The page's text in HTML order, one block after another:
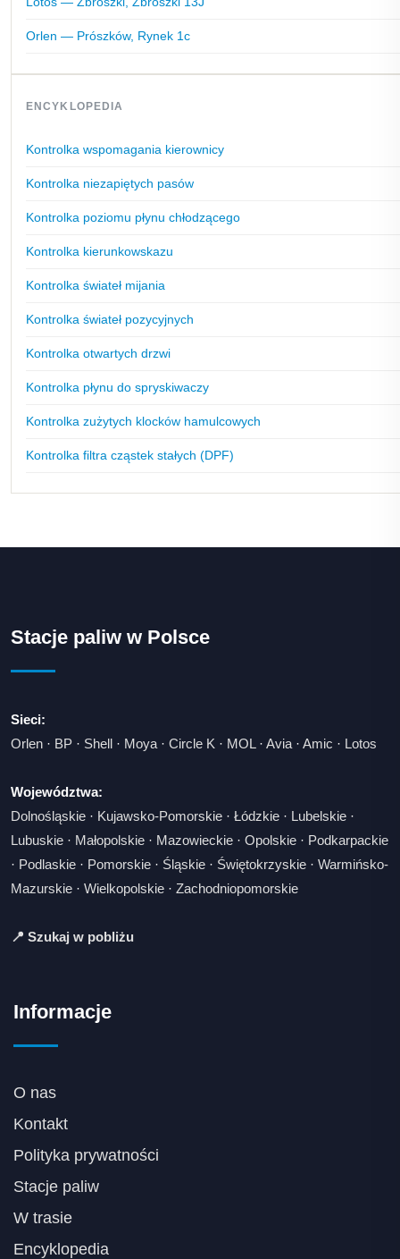
Orlen — Prószków, Rynek 1c
ENCYKLOPEDIA
Kontrolka wspomagania kierownicy
Kontrolka niezapiętych pasów
Kontrolka poziomu płynu chłodzącego
Kontrolka kierunkowskazu
Kontrolka świateł mijania
Kontrolka świateł pozycyjnych
Kontrolka otwartych drzwi
Kontrolka płynu do spryskiwaczy
Kontrolka zużytych klocków hamulcowych
Kontrolka filtra cząstek stałych (DPF)
Stacje paliw w Polsce
Sieci:
Orlen · BP · Shell · Moya · Circle K · MOL· Avia · Amic · Lotos
Województwa:
Dolnośląskie · Kujawsko-Pomorskie · Łódzkie · Lubelskie ·
Lubuskie · Małopolskie · Mazowieckie · Opolskie · Podkarpackie
· Podlaskie · Pomorskie · Śląskie · Świętokrzyskie · Warmińsko-
Mazurskie · Wielkopolskie · Zachodniopomorskie
📍 Szukaj w pobliżu
Informacje
O nas
Kontakt
Polityka prywatności
Stacje paliw
W trasie
Encyklopedia